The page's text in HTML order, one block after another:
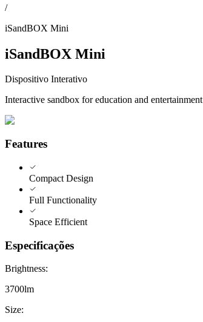
/
iSandBOX Mini
iSandBOX Mini
Dispositivo Interativo
Interactive sandbox for education and
Features
Compact Design
Full Functionality
Space Efficient
Especificações
Brightness:
3700lm
Size: